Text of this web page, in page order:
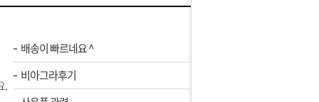
.
배송이 빠르네요 ^
비아그라후기